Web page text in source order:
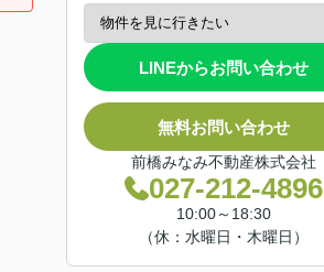
LINEからお問い合わせ
無料お問い合わせ
前橋みなみ不動産株式会社
027-212-4896
10:00～18:30
（休：水曜日・木曜日）